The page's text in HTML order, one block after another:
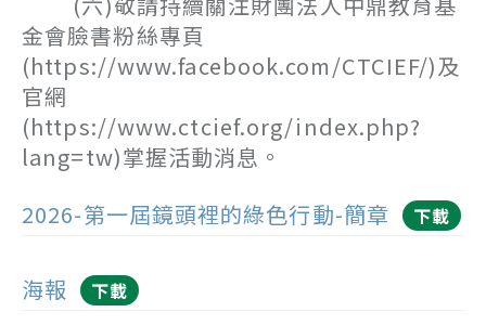
金會臉書粉絲專頁
(https://www.facebook.com/CTCIEF/)及
官網
(https://www.ctcief.org/index.php?
lang=tw)掌握活動消息。
2026-第一屆鏡頭裡的綠色行動-簡章
下載
海報 下載